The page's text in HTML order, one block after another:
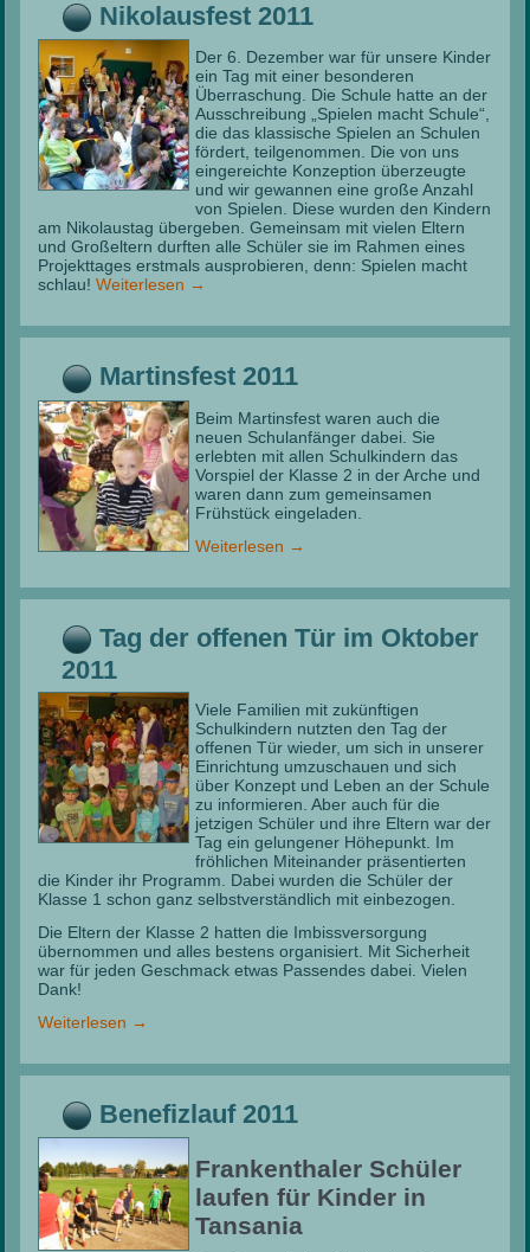
Nikolausfest 2011
Der 6. Dezember war für unsere Kinder
ein Tag mit einer besonderen
Überraschung. Die Schule hatte an der
Ausschreibung „Spielen macht Schule“,
die das klassische Spielen an Schulen
fördert, teilgenommen. Die von uns
eingereichte Konzeption überzeugte
und wir gewannen eine große Anzahl
von Spielen. Diese wurden den Kindern
am Nikolaustag übergeben. Gemeinsam mit vielen Eltern
und Großeltern durften alle Schüler sie im Rahmen eines
Projekttages erstmals ausprobieren, denn: Spielen macht
schlau!Weiterlesen →
Martinsfest 2011
Beim Martinsfest waren auch die
neuen Schulanfänger dabei. Sie
erlebten mit allen Schulkindern das
Vorspiel der Klasse 2 in der Arche und
waren dann zum gemeinsamen
Frühstück eingeladen.
Weiterlesen →
Tag der offenen Tür im Oktober
2011
Viele Familien mit zukünftigen
Schulkindern nutzten den Tag der
offenen Tür wieder, um sich in unserer
Einrichtung umzuschauen und sich
über Konzept und Leben an der Schule
zu informieren. Aber auch für die
jetzigen Schüler und ihre Eltern war der
Tag ein gelungener Höhepunkt. Im
fröhlichen Miteinander präsentierten
die Kinder ihr Programm. Dabei wurden die Schüler der
Klasse 1 schon ganz selbstverständlich mit einbezogen.
Die Eltern der Klasse 2 hatten die Imbissversorgung
übernommen und alles bestens organisiert. Mit Sicherheit
war für jeden Geschmack etwas Passendes dabei. Vielen
Dank!
Weiterlesen →
Benefizlauf 2011
Frankenthaler Schüler
laufen für Kinder in
Tansania